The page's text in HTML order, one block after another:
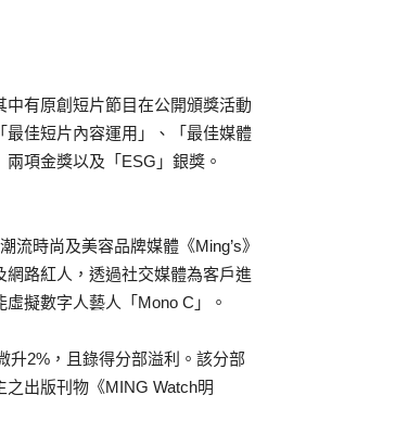
有原創短片節目在公開頒獎活動
佳短片內容運用」、「最佳媒體
項金獎以及「ESG」銀獎。
時尚及美容品牌媒體《Ming’s》
路紅人，透過社交媒體為客戶進
擬數字人藝人「Mono C」。
升2%，且錄得分部溢利。該分部
出版刊物《MING Watch明